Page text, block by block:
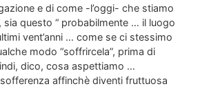
e di come -l’oggi- che stiamo
questo “ probabilmente … il luogo
vent’anni … come se ci stessimo
modo “soffrircela”, prima di
dico, cosa aspettiamo …
affinchè diventi fruttuosa